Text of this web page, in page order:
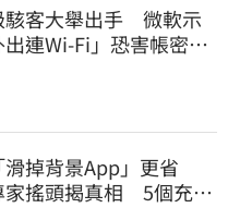
駭客大舉出手 微軟示
連Wi-Fi」恐害帳密被
滑掉背景App」更省
家搖頭揭真相 5個充電